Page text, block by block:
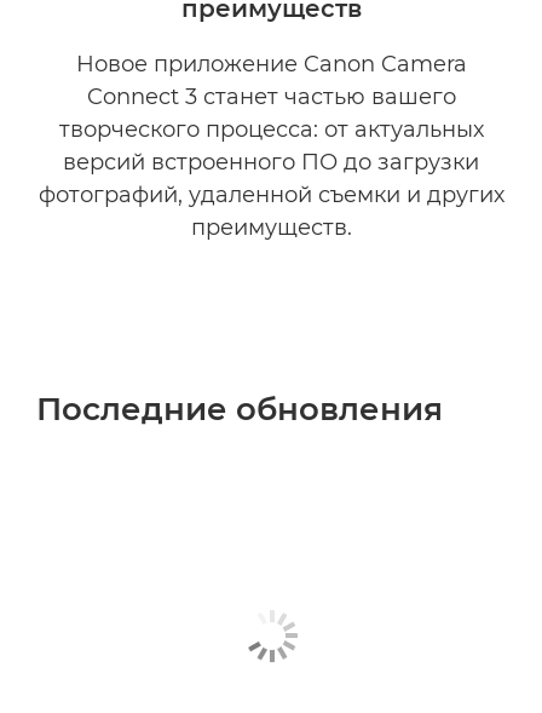
преимуществ
Новое приложение Canon Camera
Connect 3 станет частью вашего
творческого процесса: от актуальных
версий встроенного ПО до загрузки
фотографий, удаленной съемки и других
преимуществ.
Последние обновления